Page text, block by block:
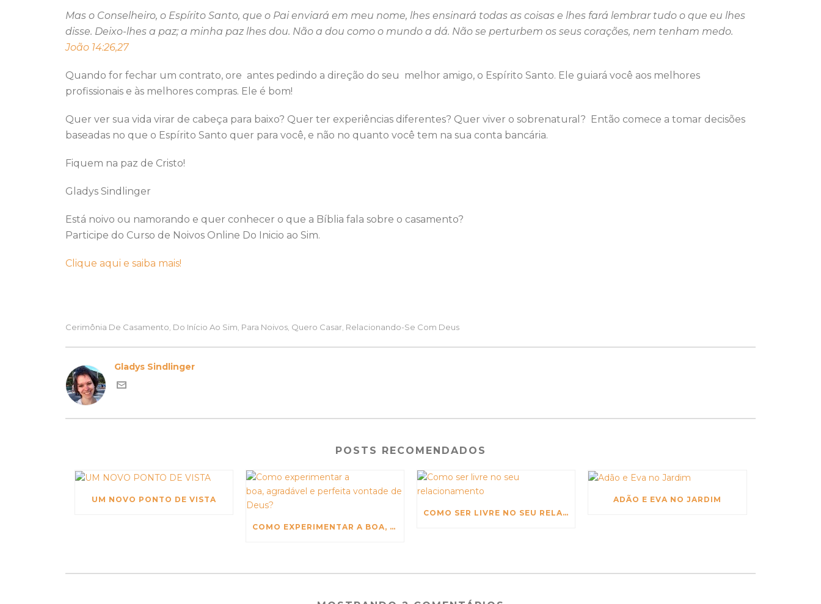
Mas o Conselheiro, o Espírito Santo, que o Pai enviará em meu nome, lhes ensinará todas as coisas e lhes fará lembrar tudo o que eu lhes
disse. Deixo-lhes a paz; a minha paz lhes dou. Não a dou como o mundo a dá. Não se perturbem os seus corações, nem tenham medo.
João 14:26,27
Quando for fechar um contrato, ore antes pedindo a direção do seu melhor amigo, o Espírito Santo. Ele guiará você aos melhores
profissionais e às melhores compras. Ele é bom!
Quer ver sua vida virar de cabeça para baixo? Quer ter experiências diferentes? Quer viver o sobrenatural? Então comece a tomar decisões
baseadas no que o Espírito Santo quer para você, e não no quanto você tem na sua conta bancária.
Fiquem na paz de Cristo!
Gladys Sindlinger
Está noivo ou namorando e quer conhecer o que a Bíblia fala sobre o casamento?
Participe do Curso de Noivos Online Do Inicio ao Sim.
Clique aqui e saiba mais!
Cerimônia De Casamento Do Início Ao Sim Para Noivos Quero Casar Relacionando-Se Com Deus
Gladys Sindlinger
POSTS RECOMENDADOS
UM NOVO PONTO DE VISTA
COMO EXPERIMENTAR A BOA, AGRADÁVEL E PERFEITA VONTADE DE DEUS?
COMO SER LIVRE NO SEU RELACIONAMENTO
ADÃO E EVA NO JARDIM